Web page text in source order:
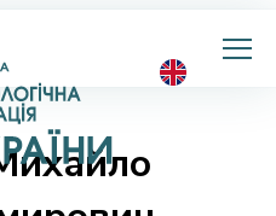
Національна
психологічна